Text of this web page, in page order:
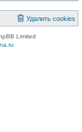
Удалить cookies
Limited